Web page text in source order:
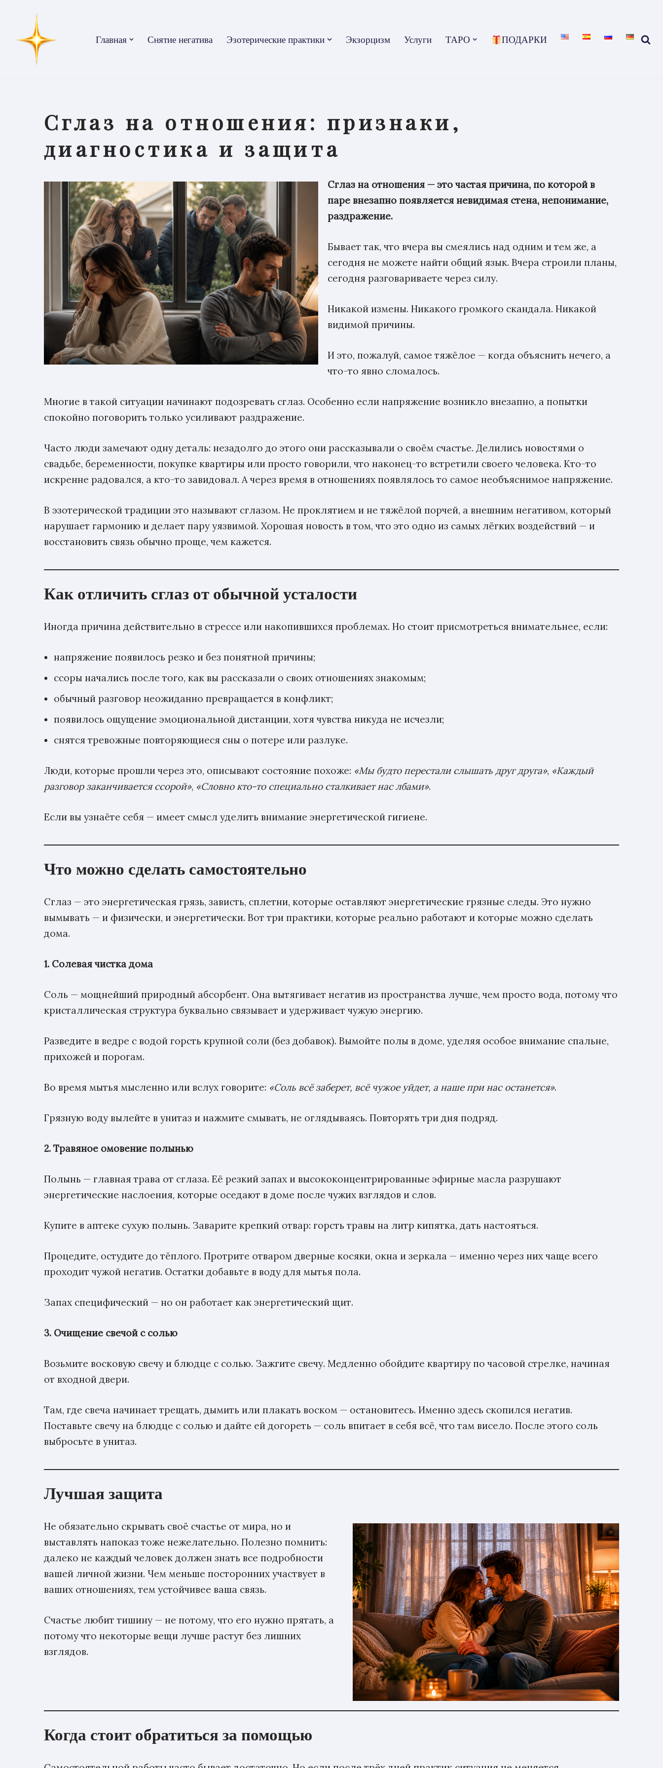
Перейти
содержимому
Главная Снятие негатива Эзотерические практики Экзорцизм Услуги ТАРО ПОДАРКИ
Сглаз на отношения: признаки,
диагностика и защита
Сглаз на отношения — это частая причина, по которой в
паре внезапно появляется невидимая стена, непонимание,
раздражение.
Бывает так, что вчера вы смеялись над одним и тем же, а
сегодня не можете найти общий язык. Вчера строили планы,
сегодня разговариваете через силу.
Никакой измены. Никакого громкого скандала. Никакой
видимой причины.
И это, пожалуй, самое тяжёлое — когда объяснить нечего, а
что-то явно сломалось.
Многие в такой ситуации начинают подозревать сглаз. Особенно если напряжение возникло внезапно, а попытки
спокойно поговорить только усиливают раздражение.
Часто люди замечают одну деталь: незадолго до этого они рассказывали о своём счастье. Делились новостями о
свадьбе, беременности, покупке квартиры или просто говорили, что наконец-то встретили своего человека. Кто-то
искренне радовался, а кто-то завидовал. А через время в отношениях появлялось то самое необъяснимое напряжение.
В эзотерической традиции это называют сглазом. Не проклятием и не тяжёлой порчей, а внешним негативом, который
нарушает гармонию и делает пару уязвимой. Хорошая новость в том, что это одно из самых лёгких воздействий — и
восстановить связь обычно проще, чем кажется.
Как отличить сглаз от обычной усталости
Иногда причина действительно в стрессе или накопившихся проблемах. Но стоит присмотреться внимательнее, если:
напряжение появилось резко и без понятной причины;
ссоры начались после того, как вы рассказали о своих отношениях знакомым;
обычный разговор неожиданно превращается в конфликт;
появилось ощущение эмоциональной дистанции, хотя чувства никуда не исчезли;
снятся тревожные повторяющиеся сны о потере или разлуке.
Люди, которые прошли через это, описывают состояние похоже: «Мы будто перестали слышать друг друга», «Каждый
разговор заканчивается ссорой», «Словно кто-то специально сталкивает нас лбами».
Если вы узнаёте себя — имеет смысл уделить внимание энергетической гигиене.
Что можно сделать самостоятельно
Сглаз — это энергетическая грязь, зависть, сплетни, которые оставляют энергетические грязные следы. Это нужно
вымывать — и физически, и энергетически. Вот три практики, которые реально работают и которые можно сделать
дома.
1. Солевая чистка дома
Соль — мощнейший природный абсорбент. Она вытягивает негатив из пространства лучше, чем просто вода, потому что
кристаллическая структура буквально связывает и удерживает чужую энергию.
Разведите в ведре с водой горсть крупной соли (без добавок). Вымойте полы в доме, уделяя особое внимание спальне,
прихожей и порогам.
Во время мытья мысленно или вслух говорите: «Соль всё заберет, всё чужое уйдет, а наше при нас останется».
Грязную воду вылейте в унитаз и нажмите смывать, не оглядываясь. Повторять три дня подряд.
2. Травяное омовение полынью
Полынь — главная трава от сглаза. Её резкий запах и высококонцентрированные эфирные масла разрушают
энергетические наслоения, которые оседают в доме после чужих взглядов и слов.
Купите в аптеке сухую полынь. Заварите крепкий отвар: горсть травы на литр кипятка, дать настояться.
Процедите, остудите до тёплого. Протрите отваром дверные косяки, окна и зеркала — именно через них чаще всего
проходит чужой негатив. Остатки добавьте в воду для мытья пола.
Запах специфический — но он работает как энергетический щит.
3. Очищение свечой с солью
Возьмите восковую свечу и блюдце с солью. Зажгите свечу. Медленно обойдите квартиру по часовой стрелке, начиная
от входной двери.
Там, где свеча начинает трещать, дымить или плакать воском — остановитесь. Именно здесь скопился негатив.
Поставьте свечу на блюдце с солью и дайте ей догореть — соль впитает в себя всё, что там висело. После этого соль
выбросьте в унитаз.
Лучшая защита
Не обязательно скрывать своё счастье от мира, но и
выставлять напоказ тоже нежелательно. Полезно помнить:
далеко не каждый человек должен знать все подробности
вашей личной жизни. Чем меньше посторонних участвует в
ваших отношениях, тем устойчивее ваша связь.
Счастье любит тишину — не потому, что его нужно прятать, а
потому что некоторые вещи лучше растут без лишних
взглядов.
Когда стоит обратиться за помощью